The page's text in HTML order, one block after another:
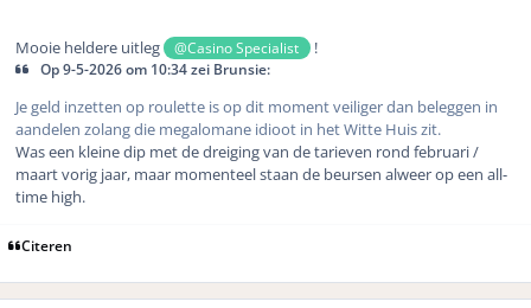
Mooie heldere uitleg @Casino Specialist !
Op 9-5-2026 om 10:34 zei Brunsie:
Je geld inzetten op roulette is op dit moment veiliger dan beleggen in
aandelen zolang die megalomane idioot in het Witte Huis zit.
Was een kleine dip met de dreiging van de tarieven rond februari /
maart vorig jaar, maar momenteel staan de beursen alweer op een all-
time high.
Citeren